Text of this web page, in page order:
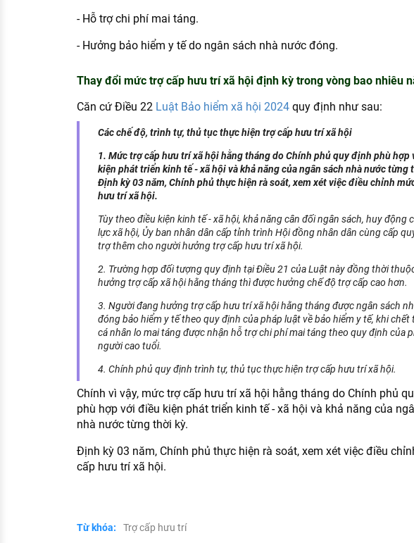
- Hỗ trợ chi phí mai táng.
- Hưởng bảo hiểm y tế do ngân sách nhà nước đóng.
Thay đổi mức trợ cấp hưu trí xã hội định kỳ trong vòng bao nhiêu
Căn cứ Điều 22 Luật Bảo hiểm xã hội 2024quy định như sau:
Các chế độ, trình tự, thủ tục thực hiện trợ cấp hưu trí xã hội
1. Mức trợ cấp hưu trí xã hội hằng tháng do Chính phủ quy định phù hợp
kiện phát triển kinh tế - xã hội và khả năng của ngân sách nhà nước từng
Định kỳ 03 năm, Chính phủ thực hiện rà soát, xem xét việc điều chỉnh
hưu trí xã hội.
Tùy theo điều kiện kinh tế - xã hội, khả năng cân đối ngân sách, huy động
lực xã hội, Ủy ban nhân dân cấp tỉnh trình Hội đồng nhân dân cùng cấp
trợ thêm cho người hưởng trợ cấp hưu trí xã hội.
2. Trường hợp đối tượng quy định tại Điều 21 của Luật này đồng thời
hưởng trợ cấp xã hội hằng tháng thì được hưởng chế độ trợ cấp cao hơn.
3. Người đang hưởng trợ cấp hưu trí xã hội hằng tháng được ngân sách
đóng bảo hiểm y tế theo quy định của pháp luật về bảo hiểm y tế, khi chết
cá nhân lo mai táng được nhận hỗ trợ chi phí mai táng theo quy định của
người cao tuổi.
4. Chính phủ quy định trình tự, thủ tục thực hiện trợ cấp hưu trí xã hội.
Chính vì vậy, mức trợ cấp hưu trí xã hội hằng tháng do Chính phủ
phù hợp với điều kiện phát triển kinh tế - xã hội và khả năng của
nhà nước từng thời kỳ.
Định kỳ 03 năm, Chính phủ thực hiện rà soát, xem xét việc điều
cấp hưu trí xã hội.
Từ khóa: Trợ cấp hưu trí